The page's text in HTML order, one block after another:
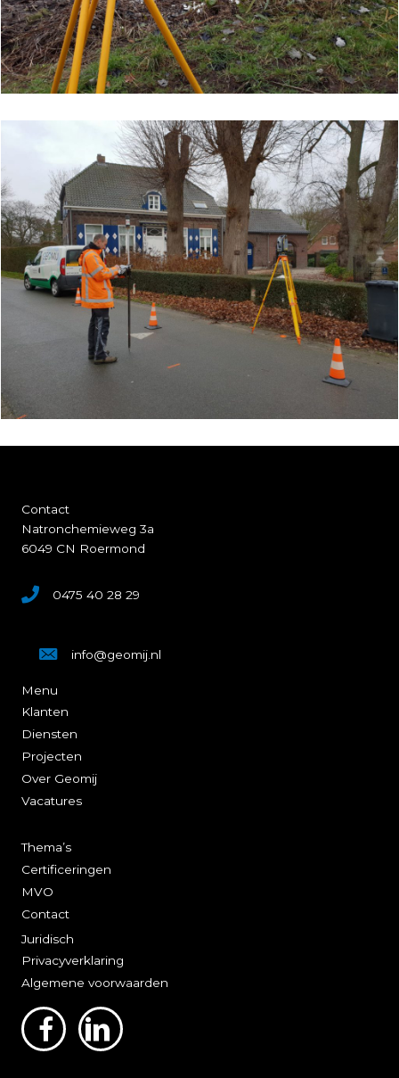
Waterschap Brabantse Delta: 3D digitaal
terreinmodel
Bekijk dit project
Signaleren en karteren: BAG, BGT en
WOZ mutaties
Contact
Natronchemieweg 3a
6049 CN Roermond
0475 40 28 29
info@geomij.nl
Menu
Klanten
Diensten
Projecten
Over Geomij
Vacatures
Thema’s
Certificeringen
MVO
Contact
Juridisch
Privacyverklaring
Algemene voorwaarden